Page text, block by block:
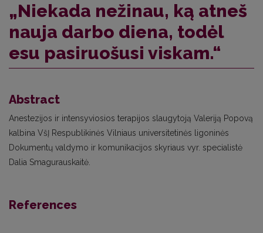
„Niekada nežinau, ką atneš
nauja darbo diena, todėl
esu pasiruošusi viskam.“
Abstract
Anestezijos ir intensyviosios terapijos slaugytoją Valeriją Popovą
kalbina VšĮ Respublikinės Vilniaus universitetinės ligoninės
Dokumentų valdymo ir komunikacijos skyriaus vyr. specialistė
Dalia Smagurauskaitė.
References